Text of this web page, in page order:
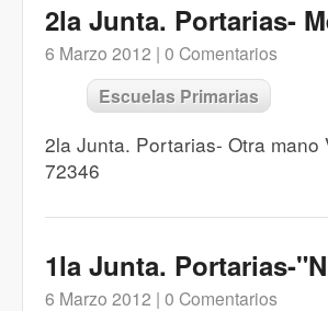
2la Junta. Portarias-
6 Marzo 2012 | 0 Comentarios
Escuelas Primarias
2la Junta. Portarias- Otra
72346
1la Junta. Portarias-
6 Marzo 2012 | 0 Comentarios